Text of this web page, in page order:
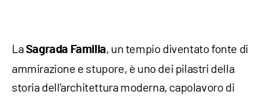
La Sagrada Familia, un tempio diventato fonte di
ammirazione e stupore, è uno dei pilastri della
storia dell’architettura moderna, capolavoro di